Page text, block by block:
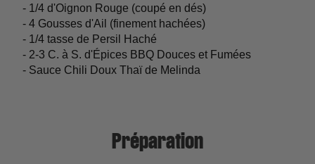
- 1/4 d'Oignon Rouge (coupé en dés)
- 4 Gousses d'Ail (finement hachées)
- 1/4 tasse de Persil Haché
- 2-3 C. à S. d'Épices BBQ Douces et Fumées
- Sauce Chili Doux Thaï de Melinda
Préparation